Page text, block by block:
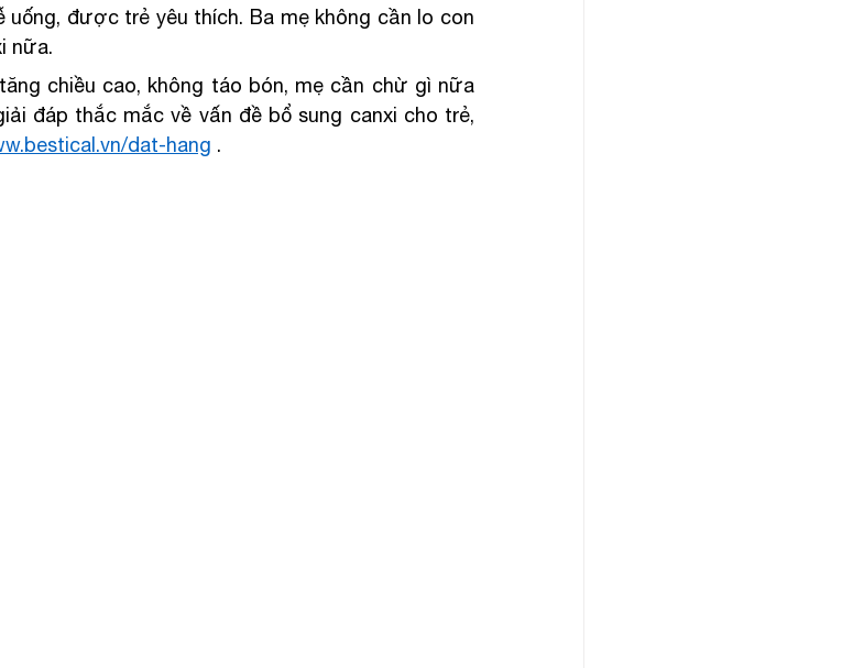
uống, được trẻ yêu thích. Ba mẹ không cần lo con
nữa.
chiều cao, không táo bón, mẹ cần chừ gì nữa
đáp thắc mắc về vấn đề bổ sung canxi cho trẻ,
dat-hang .